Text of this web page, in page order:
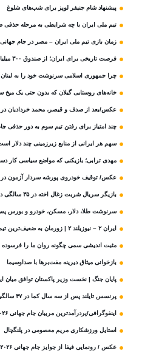
پیشنهاد شام جنیفر لوپز برای شب‌های شلوغ
تیم ملی ایران با چه شرایطی به مرحله حذفی
زمان بازی تیم ملی ایران – مصر در جام جهانی ۲۰۲۶
فرصت تاریخی برای ایران؛ از صندوق ۳۰۰ میلیارد دلاری تا بازپس گیری دارایی‌های ایران
چرا جمهوری اسلامی سرنوشت خود را به
خانه‌های روستایی گیلان که بدون حتی یک میخ
عکس/بعد از صدف و قیصر، محمد خردادیان در
چند امتیاز برای رفتن تیم سوم به دور حذفی جام جهانی
سهم هر ایرانی از منابع زیرزمینی چند دلار
مهدی ترابی؛ بازیکنی که مواضع سیاسی‌ کار
عکس/ توقیف خودروی پورشه سردار آزمون در
بازیگر سریال شربت زغال‌ اخته در ۳۵ سالگی درگذشت
سرنوشت طلا، دلار، مسکن، خودرو و بورس پس
ایران ۲ – نیوزیلند ۲ | زورمان به ضعیف‌ترین تیم جهام جهانی نرسید!
مثبت‌ اندیشی سمی چگونه روان ما را فرسوده
بازخوانی میثاق دیرینه مفت‌برها با صداوسیما
پایان جنگ | نخست وزیر پاکستان توافق میان
پرنسس تایلند پس از سه سال کما در ۴۷ سالگی درگذشت!
اینفوگرافی/پردرآمدترین مربیان جام جهانی ۲۰۲۶ چه کسانی هستند؟
استایل ورزشکاری مریم معصومی در پلنگچال
عکس / رونمایی فیفا از جوایز جام جهانی ۲۰۲۶